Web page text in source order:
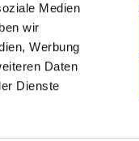
Medien
wir
Werbung
Daten
Dienste